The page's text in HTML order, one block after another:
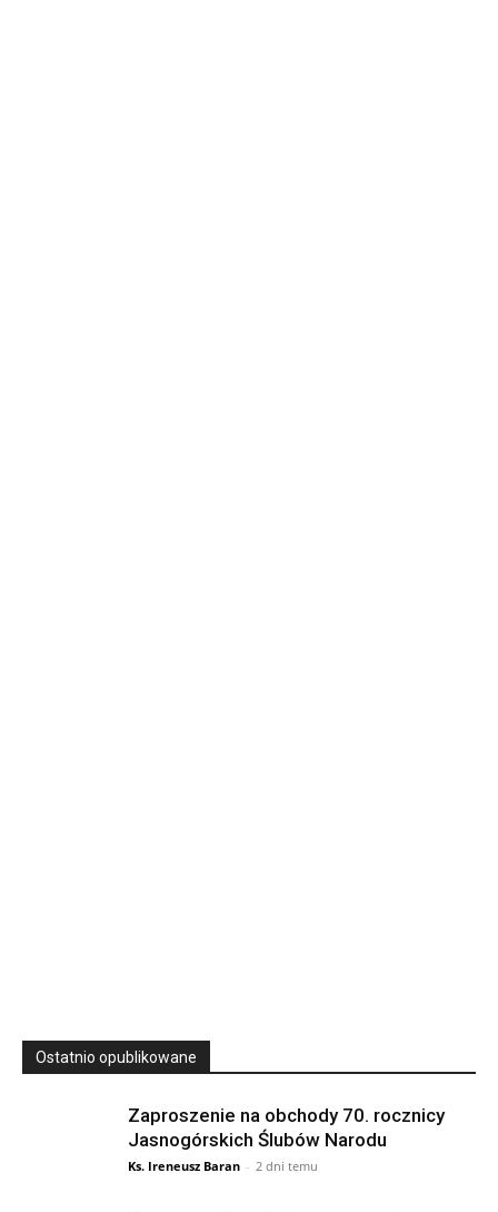
Ostatnio opublikowane
Zaproszenie na obchody 70. rocznicy
Jasnogórskich Ślubów Narodu
Ks. Ireneusz Baran - 2 dni temu